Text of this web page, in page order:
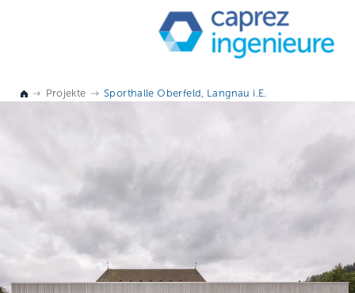
Projekte Sporthalle Oberfeld, Langnau i.E.